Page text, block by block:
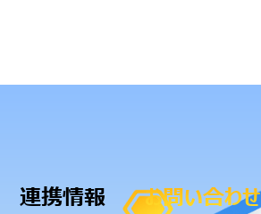
連携情報 お問い合わせ